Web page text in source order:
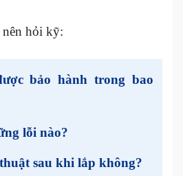
hỏi kỹ:
bảo hành trong bao
lỗi nào?
sau khi lắp không?